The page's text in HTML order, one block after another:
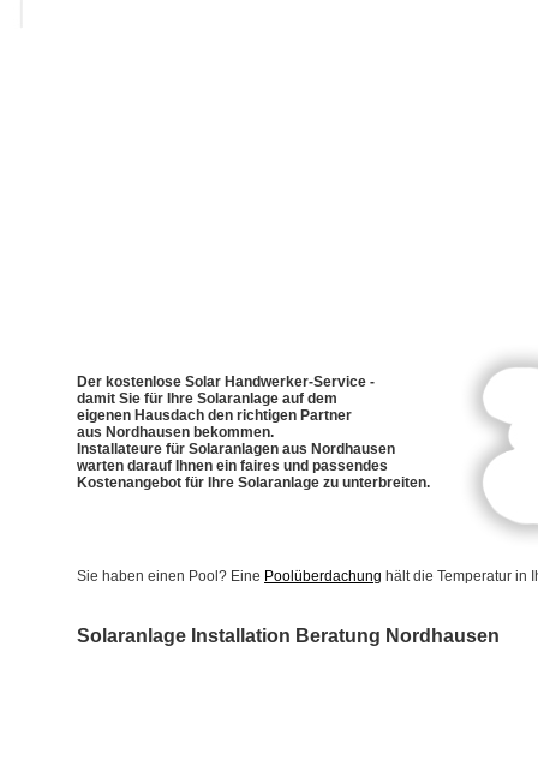
Der kostenlose Solar Handwerker-Service -
damit Sie für Ihre Solaranlage auf dem
eigenen Hausdach den richtigen Partner
aus Nordhausen bekommen.
Installateure für Solaranlagen aus Nordhausen
warten darauf Ihnen ein faires und passendes
Kostenangebot für Ihre Solaranlage zu unterbreiten.
Sie haben einen Pool? Eine Poolüberdachung hält die Temperatur in
Solaranlage Installation Beratung Nordhausen